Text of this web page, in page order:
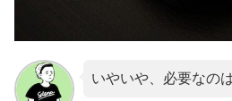
いやいや、必要なの